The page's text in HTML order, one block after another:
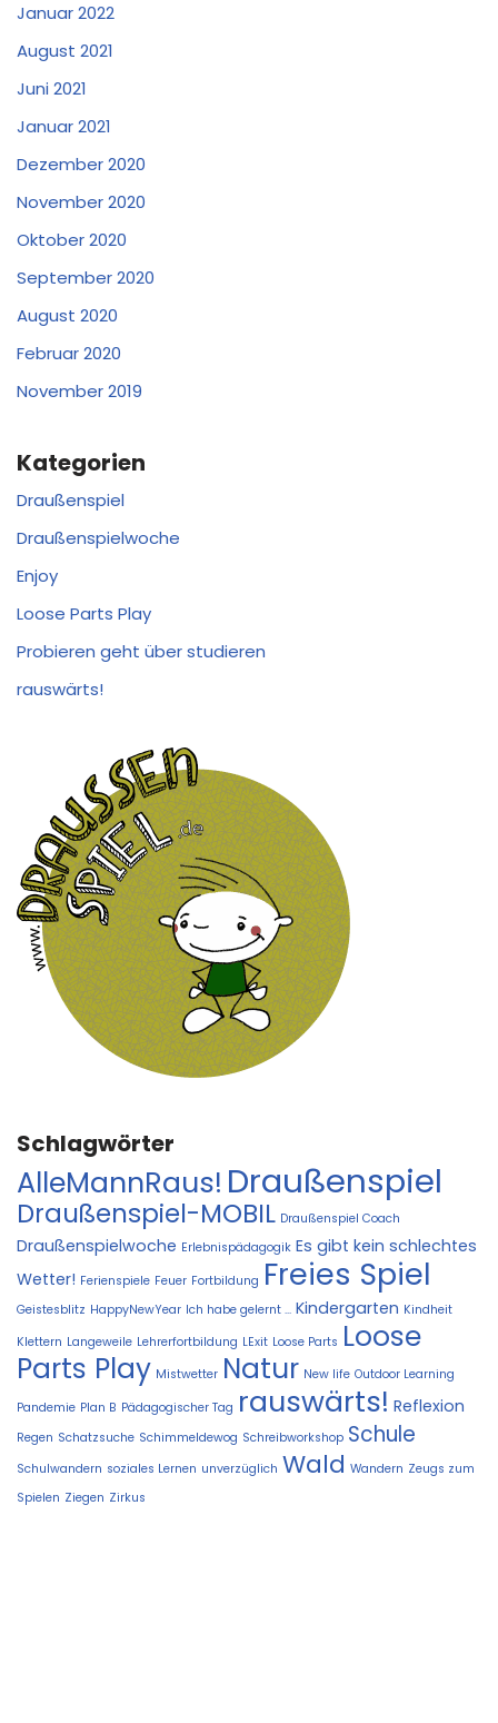
Januar 2022
August 2021
Juni 2021
Januar 2021
Dezember 2020
November 2020
Oktober 2020
September 2020
August 2020
Februar 2020
November 2019
Kategorien
Draußenspiel
Draußenspielwoche
Enjoy
Loose Parts Play
Probieren geht über studieren
rauswärts!
Schlagwörter
AlleMannRaus! Draußenspiel
Draußenspiel-MOBIL Draußenspiel Coach
Draußenspielwoche Erlebnispädagogik Es gibt kein schlechtes
Wetter! Ferienspiele Feuer Fortbildung Freies Spiel
Geistesblitz HappyNewYear Ich habe gelernt ... Kindergarten Kindheit
Klettern Langeweile Lehrerfortbildung LExit Loose Parts Loose
Parts Play Mistwetter Natur New life Outdoor Learning
Pandemie Plan B Pädagogischer Tag rauswärts! Reflexion
Regen Schatzsuche Schimmeldewog Schreibworkshop Schule
Schulwandern soziales Lernen unverzüglich Wald Wandern Zeugs zum
Spielen Ziegen Zirkus